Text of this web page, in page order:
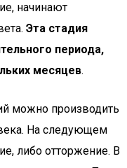
начинают
Эта стадия
периода,
месяцев.
можно производить
На следующем
либо отторжение. В